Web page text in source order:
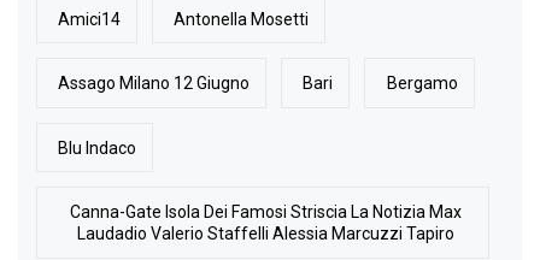
Amici14 Antonella Mosetti
Assago Milano 12 Giugno Bari Bergamo
Blu Indaco
Canna-Gate Isola Dei Famosi Striscia La Notizia Max
Laudadio Valerio Staffelli Alessia Marcuzzi Tapiro